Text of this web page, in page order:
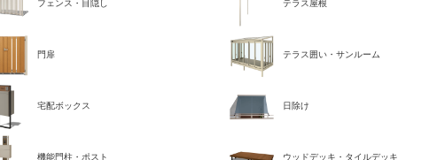
フェンス・目隠し
門扉
宅配ボックス
機能門柱・ポスト
テラス屋根
テラス囲い・サンルーム
日除け
ウッドデッキ・タイルデッキ